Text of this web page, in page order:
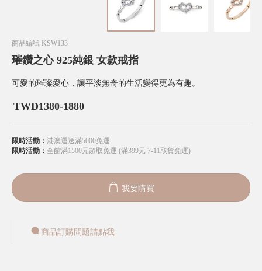
商品編號 KSW133
璀鑽之心 925純銀 女款戒指
可愛的璀璨愛心，讓平淡無奇的生活變得更為有趣。
TWD1380-1880
限時活動： 港澳運送滿5000免運
限時活動： 全館滿1500元超取免運 (滿399元 7-11取貨免運)
我要購買
商品訂購問題請點我